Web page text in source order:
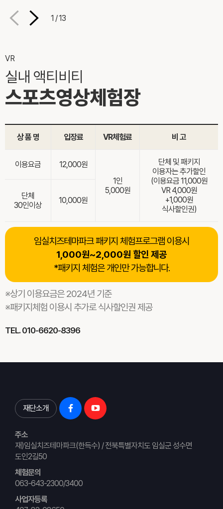
1 /13
VR
실내 액티비티
스포츠영상체험장
상 품 명 입장료 VR체험료 비 고
이용요금
12,000원
1인
5,000원
단체 및 패키지
이용자는 추가할인
(이용요금11,000원
VR 4,000원
+1,000원
식사할인권)
단체
30인이상
10,000원
임실치즈테마파크 패키지 체험프로그램 이용시
1,000원~2,000원 할인 제공
*패키지 체험은 개인만 가능합니다.
※상기 이용요금은 2024년 기준
※패키지체험 이용시 추가로 식사할인권 제공
TEL. 010-6620-8396
재단소개
주소
재)임실치즈테마파크(한득수) / 전북특별자치도 임실군 성수면
도인2길50
체험문의
063-643-2300/3400
사업자등록